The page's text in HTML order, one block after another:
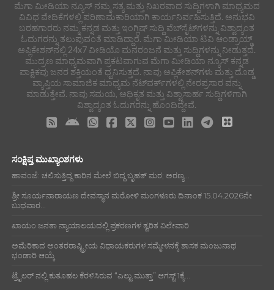
ಮೆಗಾ ಮೀಡಿಯಾ ನ್ಯೂಸ್ ನಮ್ಮ ಸತ್ಯ ಮತ್ತು ನಿಖರವಾದ ಸುದ್ದಿಗಳಾಗಿ ಮಾಧ್ಯಮದ
ವಿವಿಧ ವೇದಿಕೆಗಳಲ್ಲಿ ಪರಿಣಾಮಕಾರಿಯಾಗಿ ಕಾರ್ಯನಿರ್ವಹಿಸುತ್ತಿದೆ. ಅನುಭವಿ
ಬರಹಗಾರರು ನಮ್ಮ ಕನ್ನಡ ಮತ್ತು ಇಂಗ್ಲಿಷ್ ಸುದ್ದಿ ವೆಬ್‌ಸೈಟ್‌ಗಳನ್ನು ವಿಶ್ವಾದ್ಯಂತ
ಓದುಗರನ್ನು ತಲುಪುವಂತೆ ಮಾಡಿದ್ದಾರೆ. ಮೆಗಾ ಮೀಡಿಯಾ ಟಿವಿ ಆಂಡ್ರಾಯ್ಡ್
ಅಪ್ಲಿಕೇಶನ್‌ನಲ್ಲಿ 24x7 ವೀಡಿಯೊ ಮನರಂಜನೆ ಮತ್ತು ಸುದ್ದಿಗಳನ್ನು ನೀಡುತ್ತದೆ.
ಮುದ್ರಣ ಮಾಧ್ಯಮವಾಗಿ ಪ್ರಕಟವಾಗುವ ಮೆಗಾ ಮೀಡಿಯಾ ನ್ಯೂಸ್ ಕನ್ನಡ
ಪಾಕ್ಷಿಕವು ಜನರ ಶಕ್ತಿಯಂತೆ ಧ್ವನಿಸುತ್ತದೆ. ನಾವು ಅಪ್ಲಿಕೇಶನ್‌ಗಳು ಮತ್ತು ದೊಡ್ಡ
ವ್ಯಾಪ್ತಿಯ ಸಾಮಾಜಿಕ ಮಾಧ್ಯಮ ನೆಟ್‌ವರ್ಕ್‌ಗಳಲ್ಲಿ ನೇರಪ್ರಸಾರ ವನ್ನು
ಮಾಡುತ್ತೇವೆ. ನಾವು ಸಮಯ, ಅಧಿಕೃತ ಮತ್ತು ವಿಶ್ವಾಸಾರ್ಹ ಸುದ್ದಿಗಳಿಗಾಗಿ
ವಿಶ್ವಾದ್ಯಂತ ಓದುಗರನ್ನು ಹೊಂದಿದ್ದೇವೆ.
ಸಂಕ್ಷಿಪ್ತ ಮುಖ್ಯಾಂಶಗಳು
ಹಾವಂಜೆ: ಚಲಿಸುತ್ತಿದ್ದ ಕಾರಿನ ಮೇಲೆ ಬಿದ್ದ ಬೃಹತ್ ಮರ; ಅರಣ್ಯ...
ಶ್ರೀ ಸೂರ್ಯನಾರಾಯಣ ದೇವಸ್ಥಾನ ಮರೋಳಿ ಮಂಗಳೂರು ದಿನಾಂಕ 15.04.2026ನೇ
ಬುಧವಾರ...
ಖಾಯಂ ಜನತಾ ನ್ಯಾಯಾಲಯದಲ್ಲಿ ಪ್ರಕರಣಗಳ ತ್ವರಿತ ವಿಲೇವಾರಿ
ಅಮೆರಿಕಾದ ಅಂತರರಾಷ್ಟ್ರೀಯ ವಿಧಾಯಕರುಗಳ ಸಮ್ಮೇಳನಕ್ಕೆ ಶಾಸಕ ಮಂಜುನಾಥ
ಭಂಡಾರಿ ಆಯ್ಕೆ
ಟ್ರೈಲರ್ ನಲ್ಲಿ ಕುತೂಹಲ ಕೆರಳಿಸಿರುವ “ಎಲ್ಟು ಮುತ್ತಾ” ಆಗಸ್ಟ್ 1ಕ್ಕೆ...